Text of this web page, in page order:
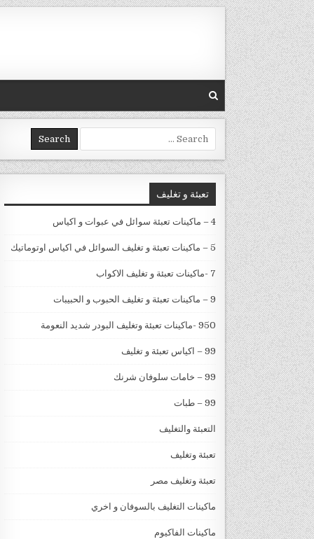
Skip to content
Search for:
تعبئة و تغليف
4 – ماكينات تعبئة سوائل في عبوات و اكياس
5 – ماكينات تعبئة و تغليف السوائل في اكياس اوتوماتيك
7 -ماكينات تعبئة و تغليف الاكواب
9 – ماكينات تعبئة و تغليف الحبوب و الحبيبات
950 -ماكينات تعبئة وتغليف البودر شديد النعومة
99 – اكياس تعبئة و تغليف
99 – خامات سلوفان شرنك
99 – طبات
التعبئة والتغليف
تعبئة وتغليف
تعبئة وتغليف مصر
ماكينات التغليف بالسوفان و اخري
ماكينات الفاكيوم